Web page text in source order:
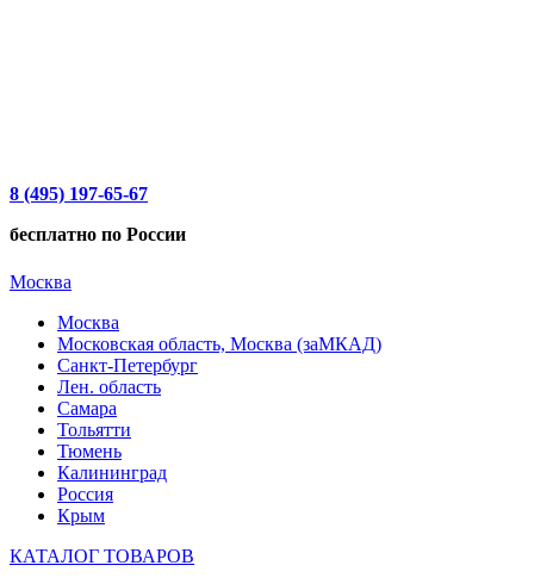
8 (495) 197-65-67
бесплатно по России
Москва
Москва
Московская область, Москва (заМКАД)
Санкт-Петербург
Лен. область
Самара
Тольятти
Тюмень
Калининград
Россия
Крым
КАТАЛОГ ТОВАРОВ